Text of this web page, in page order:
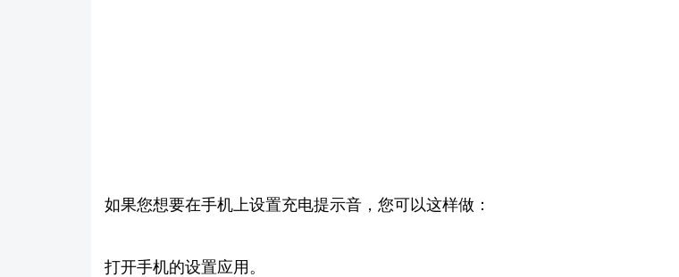
如果您想要在手机上设置充电提示音，您可以这样做：
打开手机的设置应用。